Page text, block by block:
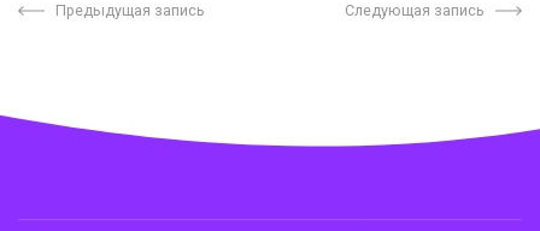
Предыдущая запись Следующая запись